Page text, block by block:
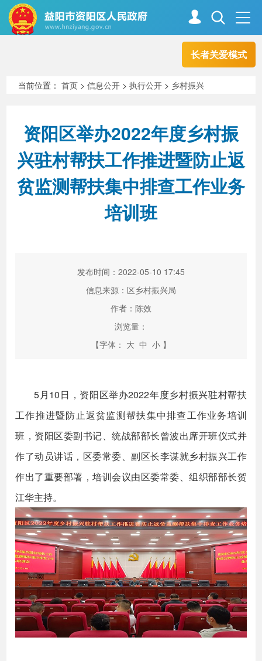
长者关爱模式
走进资阳
新闻中心 解读回应
当前位置：首页 >信息公开 >执行公开 > 乡村振兴
资阳区举办2022年度乡村振
兴驻村帮扶工作推进暨防止返
贫监测帮扶集中排查工作业务
培训班
发布时间：2022-05-10 17:45
信息来源：区乡村振兴局
作者：陈效
浏览量：
【字体： 大 中 小 】
5月10日，资阳区举办2022年度乡村振兴驻村帮扶
工作推进暨防止返贫监测帮扶集中排查工作业务培训
班，资阳区委副书记、统战部部长曾波出席开班仪式并
作了动员讲话，区委常委、副区长李谋就乡村振兴工作
作出了重要部署，培训会议由区委常委、组织部部长贺
江华主持。